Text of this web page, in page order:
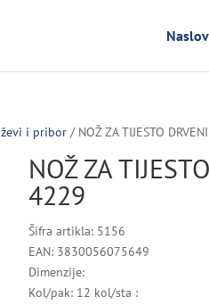
i pribor / NOŽ ZA TIJESTO
NOŽ ZA
4229
Šifra artikla: 5156
EAN: 3830056075649
Dimenzije:
Kol/pak: 12 kol/sta :